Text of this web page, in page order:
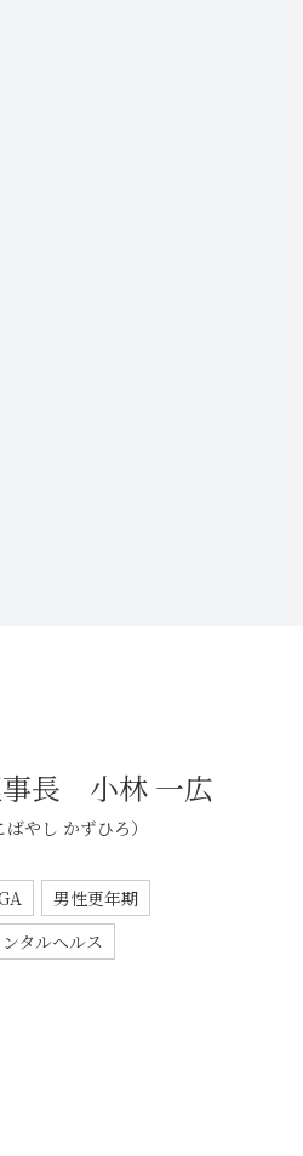
長 小林 一広
ばやし かずひろ）
男性更年期
タルヘルス